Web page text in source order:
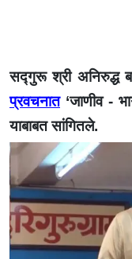
सद्गुरू श्री अनिरुद्ध
प्रवचनात ‘जाणीव -
याबाबत सांगितले.